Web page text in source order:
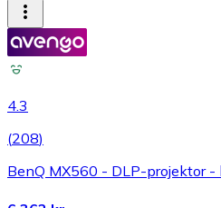
4.3
(208)
BenQ MX560 - DLP-projektor